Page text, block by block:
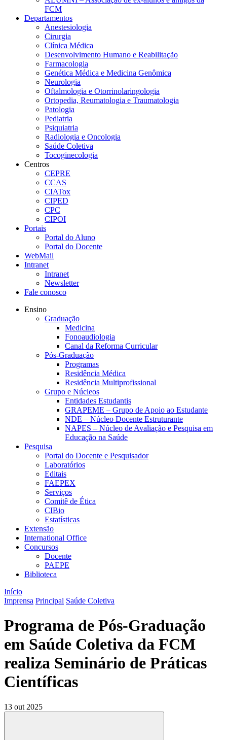
FCM
Departamentos
Anestesiologia
Cirurgia
Clínica Médica
Desenvolvimento Humano e Reabilitação
Farmacologia
Genética Médica e Medicina Genômica
Neurologia
Oftalmologia e Otorrinolaringologia
Ortopedia, Reumatologia e Traumatologia
Patologia
Pediatria
Psiquiatria
Radiologia e Oncologia
Saúde Coletiva
Tocoginecologia
Centros
CEPRE
CCAS
CIATox
CIPED
CPC
CIPOI
Portais
Portal do Aluno
Portal do Docente
WebMail
Intranet
Intranet
Newsletter
Fale conosco
Ensino
Graduação
Medicina
Fonoaudiologia
Canal da Reforma Curricular
Pós-Graduação
Programas
Residência Médica
Residência Multiprofissional
Grupo e Núcleos
Entidades Estudantis
GRAPEME – Grupo de Apoio ao Estudante
NDE – Núcleo Docente Estruturante
NAPES – Núcleo de Avaliação e Pesquisa em
Educação na Saúde
Pesquisa
Portal do Docente e Pesquisador
Laboratórios
Editais
FAEPEX
Serviços
Comitê de Ética
CIBio
Estatísticas
Extensão
International Office
Concursos
Docente
PAEPE
Biblioteca
Início
Imprensa Principal Saúde Coletiva
Programa de Pós-Graduação
em Saúde Coletiva da FCM
realiza Seminário de Práticas
Científicas
13 out 2025